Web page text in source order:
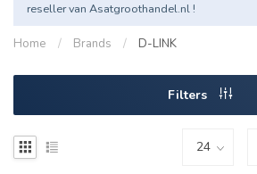
reseller van Asatgroothandel.nl !
Home / Brands / D-LINK
Filters